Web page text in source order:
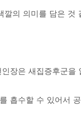
깔의 의미를 담은 것
장은 새집증후군을
흡수할 수 있어서